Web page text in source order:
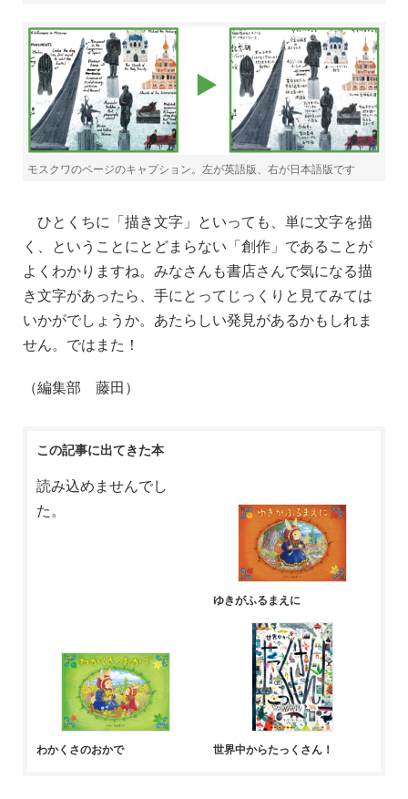
モスクワのページのキャプション。左が英語版、右が日本語版です
ひとくちに「描き文字」といっても、単に文字を描
く、ということにとどまらない「創作」であることが
よくわかりますね。みなさんも書店さんで気になる描
き文字があったら、手にとってじっくりと見てみては
いかがでしょうか。あたらしい発見があるかもしれま
せん。ではまた！
（編集部 藤田）
この記事に出てきた本
読み込めませんでし
た。
ゆきがふるまえに
わかくさのおかで 世界中からたっくさん！